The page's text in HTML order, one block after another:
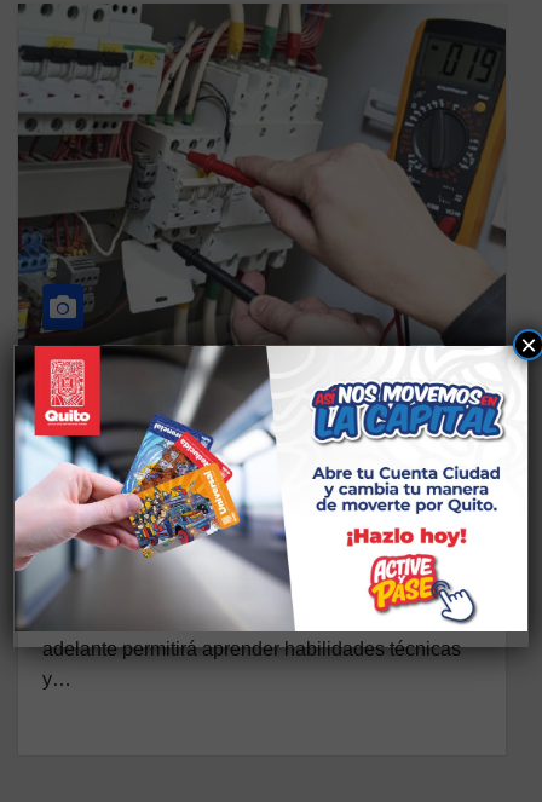
CS OCUPACIONAL TALLERES SANTA ANA
PRINCIPIOS DE ELECTRICIDAD
INDUSTRIAL Y
AUTOMATIZACIÓN/OCUPACIONA
L 15 DE JULIO DE 2026
CASA SOMOS SANTA ANA Descripción: Taller
virtual enfocado a participantes de 16 años en
adelante permitirá aprender habilidades técnicas
y…
×